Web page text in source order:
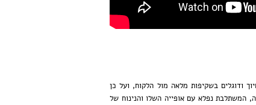
ודוגלים בשקיפות מלאה מול הלקוח, ועל כן
המשתלבת נפלא עם אופייה השלו והנינוח של